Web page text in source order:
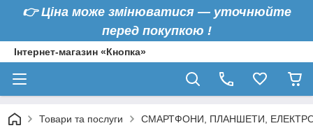
👉Ціна може змінюватися — уточнюйте
перед покупкою !
Інтернет-магазин «Кнопка»
Товари та послуги СМАРТФОНИ, ПЛАНШЕТИ,